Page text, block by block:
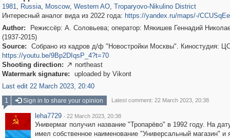
1981, Russia, Moscow, Western AO, Troparyovo-Nikulino District
Интересный аналог вида из 2022 года: https://yandex.ru/maps/-/
Author:
Режиссёр: А. Соловьева; оператор: Мякишев Геннадий
(1937-2015)
Source:
Собрано из кадров д/ф "Новостройки Москвы". Киностудия:
https://youtu.be/9Bp2DIqsP_4?t=70
Shooting direction:  northeast
Watermark signature:
uploaded by Vikont
Last edit 22 March 2023, 20:40
1
Sign in to share your opinion Latest comment: 22 March 2023, 20:38
leha7729 · 22 March 2023, 20:38
Универмаг получил название "Тропарёво" в 1992 году. На
имел собственное наименование "Универсальный магазин" и